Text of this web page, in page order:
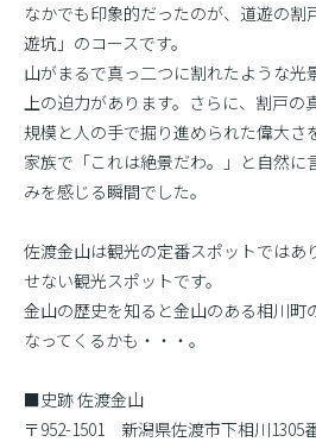
なかでも印象的だったのが、道遊の割
遊坑」のコースです。
山がまるで真っ二つに割れたような光
上の迫力があります。さらに、割戸の
規模と人の手で掘り進められた偉大さ
家族で「これは絶景だわ。」と自然に
みを感じる瞬間でした。
佐渡金山は観光の定番スポットではあ
せない観光スポットです。
金山の歴史を知ると金山のある相川町
なってくるかも・・・。
■史跡 佐渡金山
〒952-1501 新潟県佐渡市下相川1305